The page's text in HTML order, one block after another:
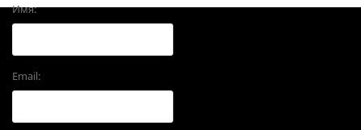
Имя:
Email: